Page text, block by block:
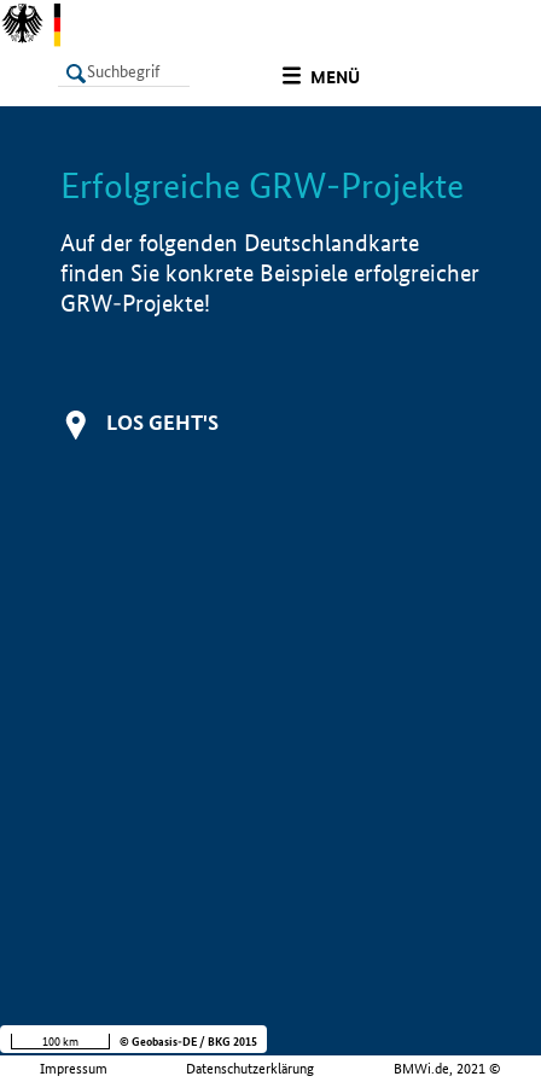
MENÜ
LISTE Info
Erfolgreiche GRW-Projekte
Auf der folgenden Deutschlandkarte
finden Sie konkrete Beispiele erfolgreicher
GRW-Projekte!
LOS GEHT'S
Impressum Datenschutzerklärung BMWi.de, 2021 ©
100 km © Geobasis-DE / BKG 2015